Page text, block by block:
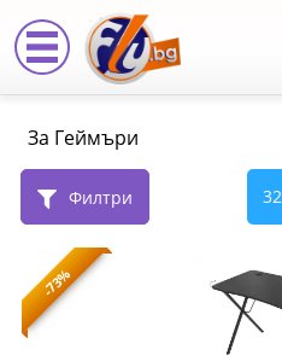
,
За
Геймъри
|
Fly.bg
За Геймъри
Филтри 32
-73%